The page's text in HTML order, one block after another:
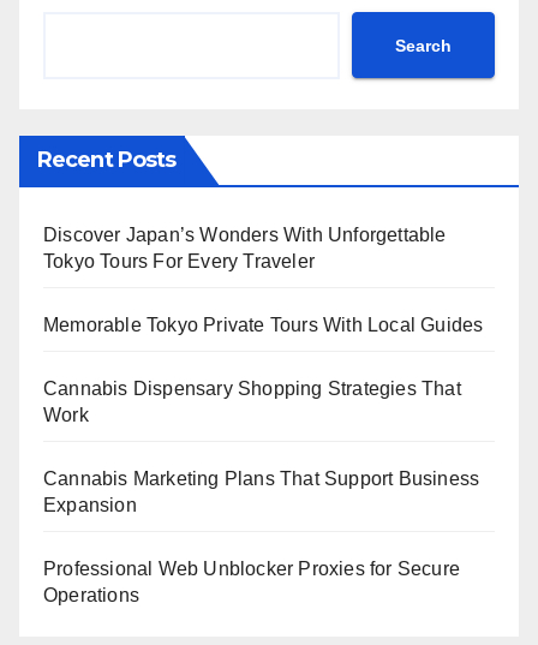
Search
Recent Posts
Discover Japan’s Wonders With Unforgettable
Tokyo Tours For Every Traveler
Memorable Tokyo Private Tours With Local Guides
Cannabis Dispensary Shopping Strategies That
Work
Cannabis Marketing Plans That Support Business
Expansion
Professional Web Unblocker Proxies for Secure
Operations